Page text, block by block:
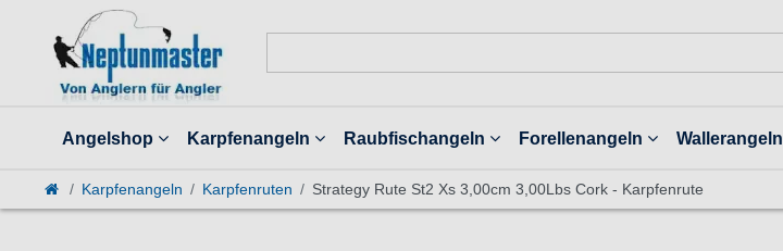
Angelshop Karpfenangeln Raubfischangeln Forellenangeln Wallerangeln
Karpfenangeln Karpfenruten Strategy Rute St2 Xs 3,00cm 3,00Lbs Cork - Karpfenrute